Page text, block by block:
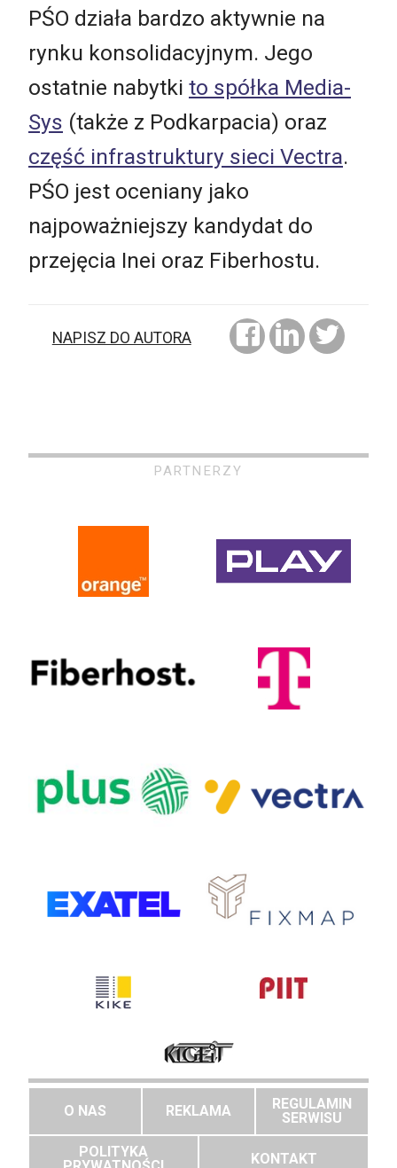
PŚO działa bardzo aktywnie na
rynku konsolidacyjnym. Jego
ostatnie nabytki to spółka Media-
Sys (także z Podkarpacia) oraz
część infrastruktury sieci Vectra.
PŚO jest oceniany jako
najpoważniejszy kandydat do
przejęcia Inei oraz Fiberhostu.
NAPISZ DO AUTORA
PARTNERZY
O NAS REKLAMA
REGULAMIN
SERWISU
POLITYKA
KONTAKT